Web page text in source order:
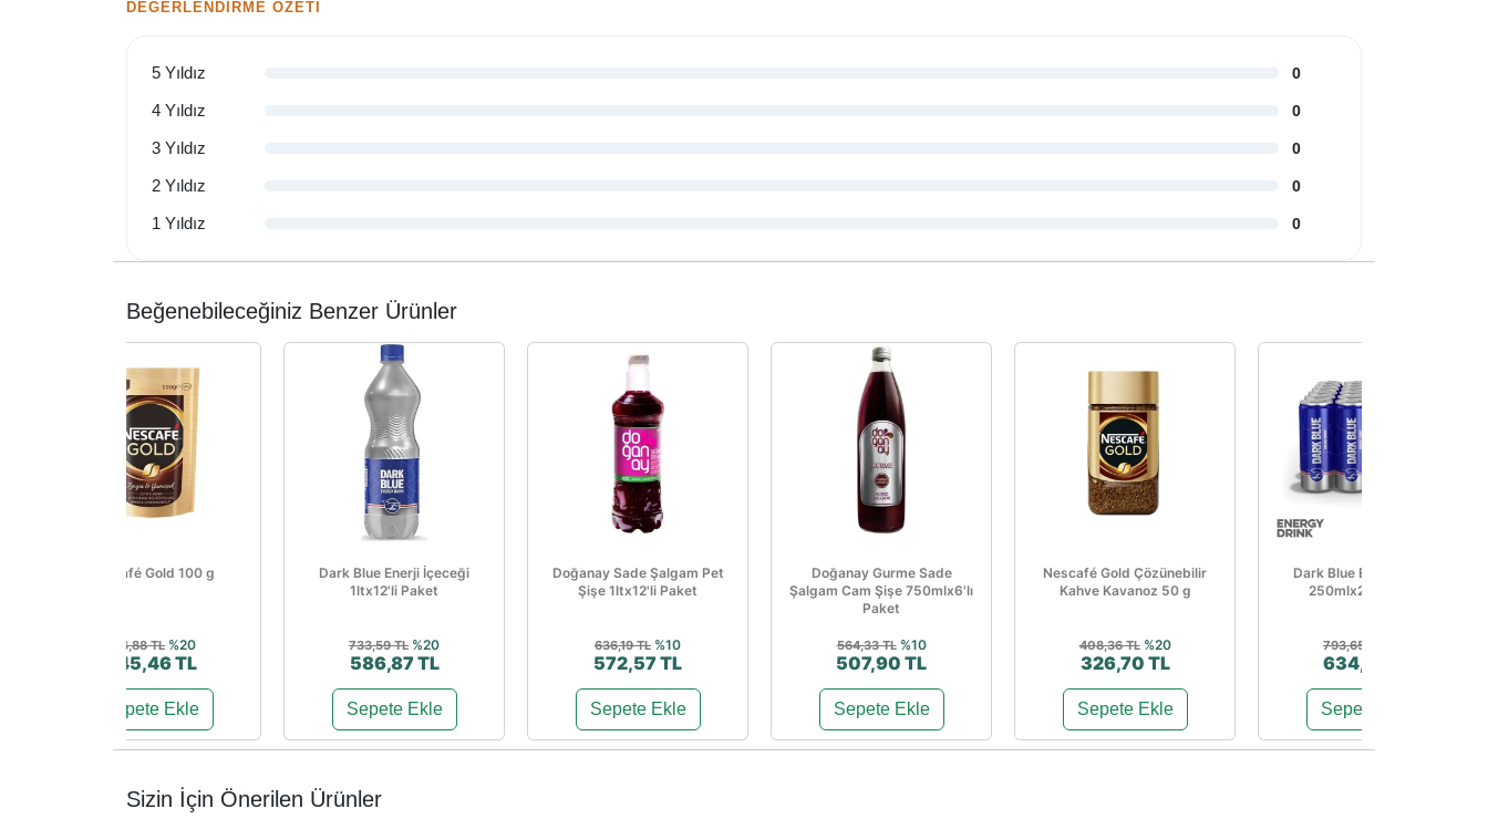
DEĞERLENDIRME ÖZETI
5 Yıldız 0
4 Yıldız 0
3 Yıldız 0
2 Yıldız 0
1 Yıldız 0
Beğenebileceğiniz Benzer Ürünler
Nescafé Gold 100 g
556,88 TL %20
445,46 TL
Sepete Ekle
Dark Blue Enerji İçeceği
1ltx12'li Paket
733,59 TL %20
586,87 TL
Sepete Ekle
Doğanay Sade Şalgam Pet
Şişe 1ltx12'li Paket
636,19 TL %10
572,57 TL
Sepete Ekle
Doğanay Gurme Sade
Şalgam Cam Şişe 750mlx6'lı
Paket
564,33 TL %10
507,90 TL
Sepete Ekle
Nescafé Gold Çözünebilir
Kahve Kavanoz 50 g
408,36 TL %20
326,70 TL
Sepete Ekle
Dark Blue Enerji İçeceği
250mlx24'lü Paket
793,65 TL
634,92 TL
Sepete Ekle
Sizin İçin Önerilen Ürünler